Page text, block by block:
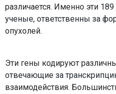
различается. Именно эти
ученые, ответственны за
опухолей.
Эти гены кодируют
отвечающие за
взаимодействия.